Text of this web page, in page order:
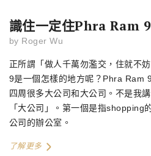
識住一定住Phra Ram 9
by Roger Wu
正所謂「做人千萬勿濫交，住就不
9是一個怎樣的地方呢？Phra Ram
四周很多大公司和大公司。不是我
「大公司」。第一個是指shopping
公司的辦公室。
了解更多